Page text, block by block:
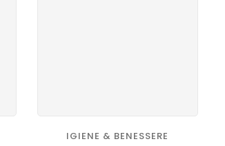
IGIENE & BENESSERE